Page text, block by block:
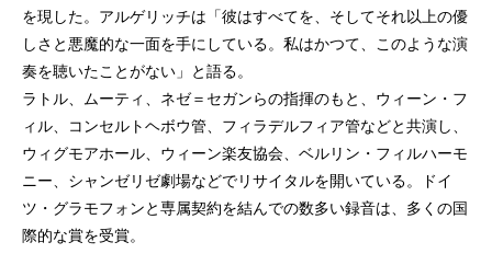
を現した。アルゲリッチは「彼はすべてを、そしてそれ以上の優
しさと悪魔的な一面を手にしている。私はかつて、このような演
奏を聴いたことがない」と語る。
ラトル、ムーティ、ネゼ＝セガンらの指揮のもと、ウィーン・フ
ィル、コンセルトヘボウ管、フィラデルフィア管などと共演し、
ウィグモアホール、ウィーン楽友協会、ベルリン・フィルハーモ
ニー、シャンゼリゼ劇場などでリサイタルを開いている。ドイ
ツ・グラモフォンと専属契約を結んでの数多い録音は、多くの国
際的な賞を受賞。